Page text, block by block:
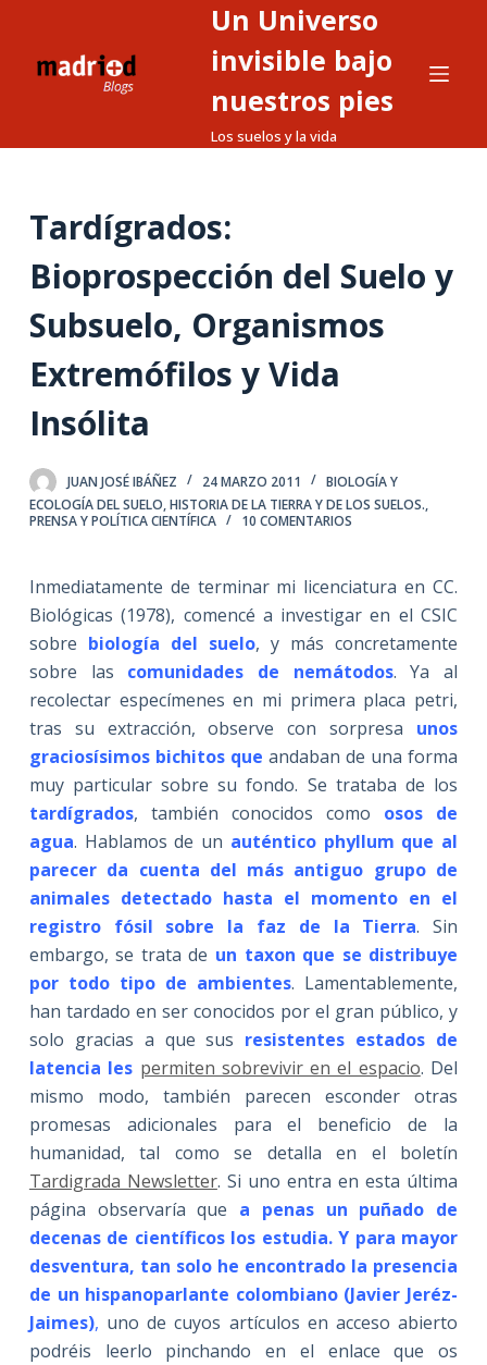
o
Un Universo
invisible bajo
nuestros pies
Los suelos y la vida
Tardígrados:
Bioprospección del Suelo y
Subsuelo, Organismos
Extremófilos y Vida
Insólita
JUAN JOSÉ IBÁÑEZ 24 MARZO 2011
BIOLOGÍA Y
ECOLOGÍA DEL SUELO,HISTORIA DE LA TIERRA Y DE LOS SUELOS.,
PRENSA Y POLÍTICA CIENTÍFICA
10 COMENTARIOS
Inmediatamente de terminar mi licenciatura en CC.
Biológicas (1978), comencé a investigar en el CSIC
sobre biología del suelo, y más concretamente
sobre las comunidades de nemátodos. Ya al
recolectar especímenes en mi primera placa petri,
tras su extracción, observe con sorpresa
unos
graciosísimos bichitos que andaban de una forma
muy particular sobre su fondo. Se trataba de los
tardígrados, también conocidos como osos de
agua. Hablamos de un auténtico phyllum que al
parecer da cuenta del más antiguo grupo de
animales detectado hasta el momento en el
registro fósil sobre la faz de la Tierra. Sin
embargo, se trata de un taxon que se distribuye
por todo tipo de ambientes. Lamentablemente,
han tardado en ser conocidos por el gran público, y
solo gracias a que sus resistentes estados de
latencia les permiten sobrevivir en el espacio. Del
mismo modo, también parecen esconder otras
promesas adicionales para el beneficio de la
humanidad, tal como se detalla en el boletín
Tardigrada Newsletter. Si uno entra en esta última
página observaría que a penas un puñado de
decenas de científicos los estudia. Y para mayor
desventura, tan solo he encontrado la presencia
de un hispanoparlante colombiano (Javier Jeréz-
Jaimes), uno de cuyos artículos en acceso abierto
podréis leerlo pinchando en el enlace que os